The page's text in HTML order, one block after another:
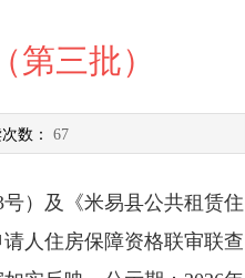
三批）
数： 67
）及《米易县公共租赁住
人住房保障资格联审联查